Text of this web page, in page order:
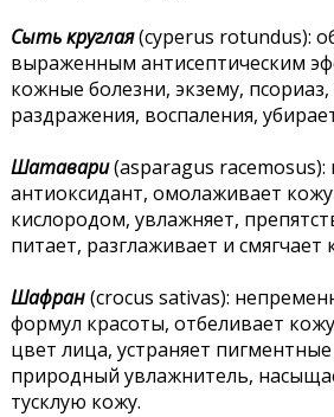
Сыть круглая(cyperus rotundus):
выраженным антисептическим
кожные болезни, экзему,
раздражения, воспаления,
Шатавари(asparagus
антиоксидант, омолаживает
кислородом, увлажняет,
питает, разглаживает и смягчает
Шафран(crocus sativas):
формул красоты, отбеливает
цвет лица, устраняет
природный увлажнитель,
тусклую кожу.